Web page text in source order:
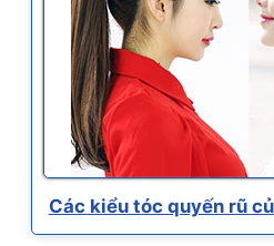
Các kiểu tóc quyến rũ